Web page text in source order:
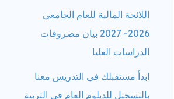
اللائحة المالية للعام الجامعي
2026- 2027 بيان مصروفات
الدراسات العليا
ابدأ مستقبلك في التدريس معنا
بالتسجيل للدبلوم العام في التربية